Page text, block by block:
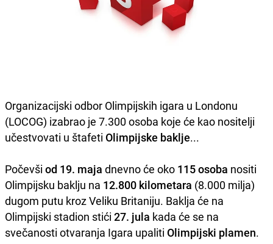
Organizacijski odbor Olimpijskih igara u Londonu
(LOCOG) izabrao je 7.300 osoba koje će kao nositelji
učestvovati u štafeti Olimpijske baklje...
Počevši od 19. maja dnevno će oko 115 osoba nositi
Olimpijsku baklju na 12.800 kilometara (8.000 milja)
dugom putu kroz Veliku Britaniju. Baklja će na
Olimpijski stadion stići 27. jula kada će se na
svečanosti otvaranja Igara upaliti Olimpijski plamen.